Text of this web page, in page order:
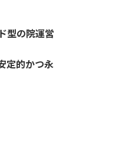
型の院運営
定的かつ永